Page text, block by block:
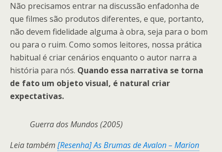
Não precisamos entrar na discussão enfadonha de
que filmes são produtos diferentes, e que, portanto,
não devem fidelidade alguma à obra, seja para o bom
ou para o ruim. Como somos leitores, nossa prática
habitual é criar cenários enquanto o autor narra a
história para nós. Quando essa narrativa se torna
de fato um objeto visual, é natural criar
expectativas.
Guerra dos Mundos (2005)
Leia também [Resenha] As Brumas de Avalon – Marion